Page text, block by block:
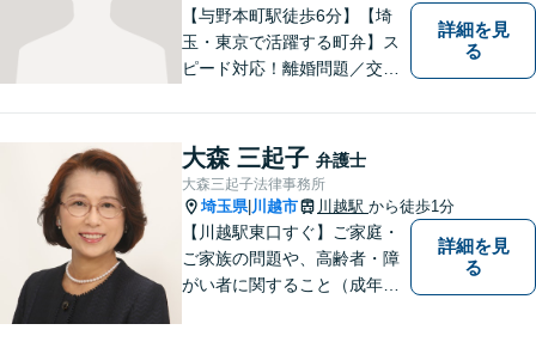
【与野本町駅徒歩6分】【埼
玉・東京で活躍する町弁】ス
ピード対応！離婚問題／交通
など、お困りごとがあればお
気軽にご相談ください！皆様
が平穏な日々を取り戻せるよ
う、尽力してまいります。
【土日祝・夜間対応◎】
詳細を見
る
大森 三起子 弁護士
大森三起子法律事務所
埼玉県| 川越市 川越駅 から徒歩1分
【川越駅東口すぐ】ご家庭・
ご家族の問題や、高齢者・障
がい者に関すること（成年後
詳細を見
る